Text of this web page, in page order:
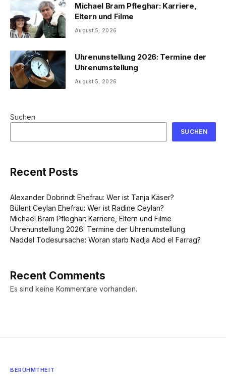
Michael Bram Pfleghar: Karriere,
Eltern und Filme
August 5, 2026
Uhrenunstellung 2026: Termine der
Uhrenumstellung
August 5, 2026
Suchen
SUCHEN
Recent Posts
Alexander Dobrindt Ehefrau: Wer ist Tanja Käser?
Bülent Ceylan Ehefrau: Wer ist Radine Ceylan?
Michael Bram Pfleghar: Karriere, Eltern und Filme
Uhrenunstellung 2026: Termine der Uhrenumstellung
Naddel Todesursache: Woran starb Nadja Abd el Farrag?
Recent Comments
Es sind keine Kommentare vorhanden.
BERÜHMTHEIT